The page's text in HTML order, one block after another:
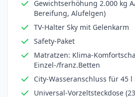
Gewichtserhöhung 2.000 kg
Bereifung, Alufelgen)
TV-Halter Sky mit Gelenkarm
Safety-Paket
Matratzen: Klima-
Einzel-/franz.Betten
City-Wasseranschluss für 45
Universal-Vorzeltsteckdose